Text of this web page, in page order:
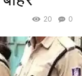
0
20